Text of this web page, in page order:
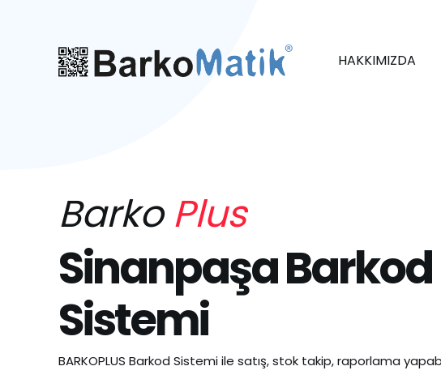
HAKKIMIZDA
BarkoPlus
Sinanpaşa Barkod
Sistemi
BARKOPLUS Barkod Sistemi ile satış, stok takip, raporlama